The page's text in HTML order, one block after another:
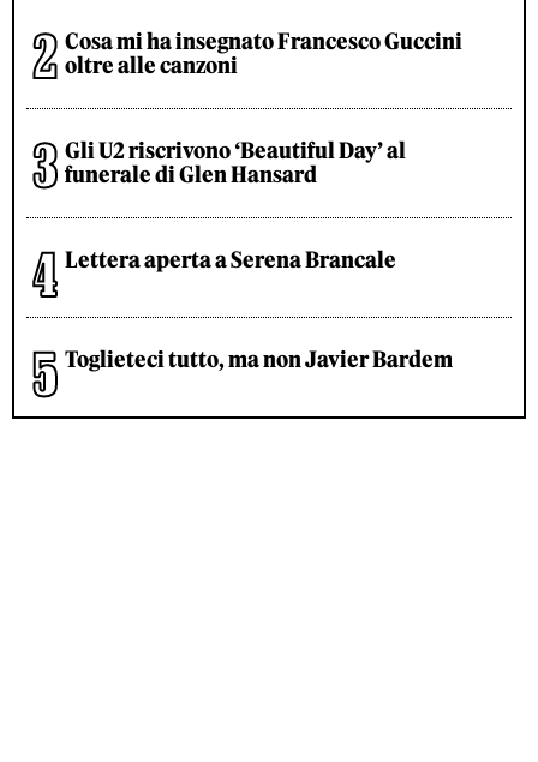
Cosa mi ha insegnato Francesco Guccini
oltre alle canzoni
Gli U2 riscrivono ‘Beautiful Day’ al
funerale di Glen Hansard
Lettera aperta a Serena Brancale
Toglieteci tutto, ma non Javier Bardem